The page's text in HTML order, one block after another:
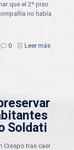
que el 2º piso
no había
0 Leer más
Soldati
Crespo tras caer